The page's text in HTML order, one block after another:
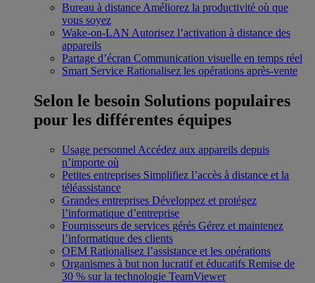
Bureau à distance Améliorez la productivité où que
vous soyez
Wake-on-LAN Autorisez l’activation à distance des
appareils
Partage d’écran Communication visuelle en temps réel
Smart Service Rationalisez les opérations après-vente
Selon le besoin Solutions populaires
pour les différentes équipes
Usage personnel Accédez aux appareils depuis
n’importe où
Petites entreprises Simplifiez l’accès à distance et la
téléassistance
Grandes entreprises Développez et protégez
l’informatique d’entreprise
Fournisseurs de services gérés Gérez et maintenez
l’informatique des clients
OEM Rationalisez l’assistance et les opérations
Organismes à but non lucratif et éducatifs Remise de
30 % sur la technologie TeamViewer